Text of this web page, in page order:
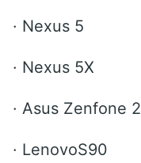
· Nexus 5
· Nexus 5X
· Asus Zenfone 2
· LenovoS90